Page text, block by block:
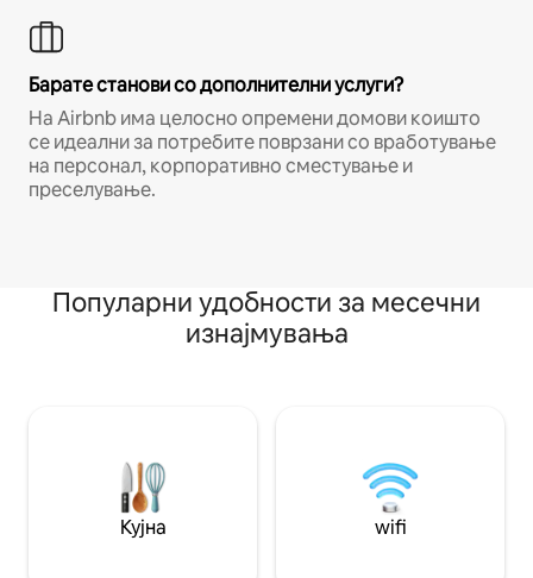
Барате станови со дополнителни услуги?
На Airbnb има целосно опремени домови коишто
се идеални за потребите поврзани со вработување
на персонал, корпоративно сместување и
преселување.
Популарни удобности за месечни
изнајмувања
Кујна wifi